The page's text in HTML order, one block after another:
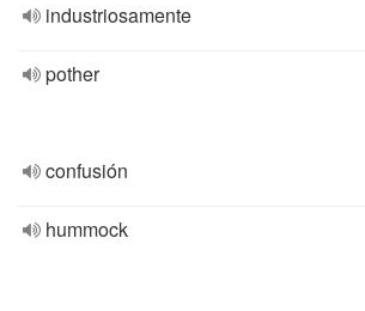
industriosamente
pother
confusión
hummock